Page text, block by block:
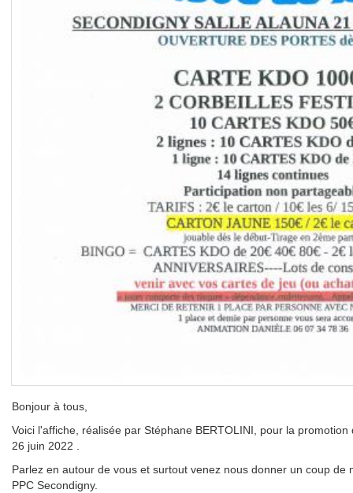
Bonjour à tous,
Voici l'affiche, réalisée par Stéphane BERTOLINI, pour la
26 juin 2022 .
Parlez en autour de vous et surtout venez nous donner un coup de
PPC Secondigny.